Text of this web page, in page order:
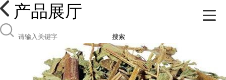
产品展厅
搜索